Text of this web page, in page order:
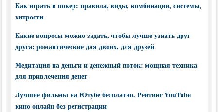
Как играть в покер: правила, виды, комбинации, системы,
хитрости
Какие вопросы можно задать, чтобы лучше узнать друг
друга: романтические для двоих, для друзей
Медитация на деньги и денежный поток: мощная техника
для привлечения денег
Лучшие фильмы на Ютубе бесплатно. Рейтинг YouTube
кино онлайн без регистрации